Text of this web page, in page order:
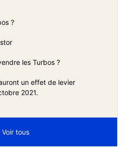
?
les Turbos ?
un effet de levier
2021.
Voir tous